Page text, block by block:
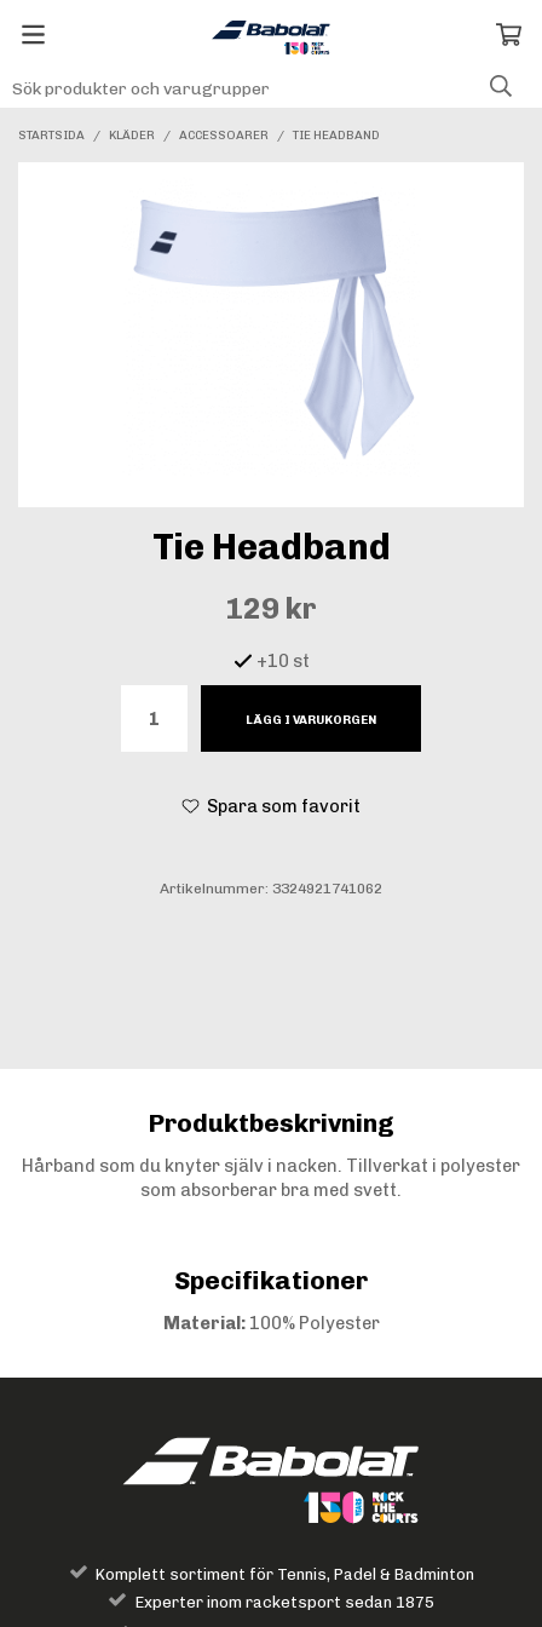
STARTSIDA / KLÄDER / ACCESSOARER / TIE HEADBAND
Tie Headband
129 kr
+10 st
LÄGG I VARUKORGEN
Spara som favorit
Artikelnummer: 3324921741062
Produktbeskrivning
Hårband som du knyter själv i nacken. Tillverkat i polyester
som absorberar bra med svett.
Specifikationer
Material: 100% Polyester
Komplett sortiment för Tennis, Padel & Badminton
Experter inom racketsport sedan 1875